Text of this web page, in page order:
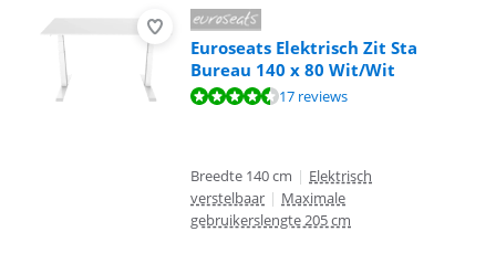
Euroseats Elektrisch Zit Sta
Bureau 140 x 80 Wit/Wit
Beoordeling is 9,1 van de 10, gebaseerd op 17 reviews.
17 reviews
Breedte 140 cm | Elektrisch
verstelbaar | Maximale
gebruikerslengte 205 cm